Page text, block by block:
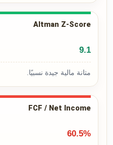
Altman Z-Score
9.1
متانة مالية جيدة نسبيًا.
FCF / Net Income
60.5%